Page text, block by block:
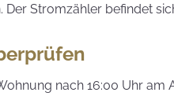
Stromzähler befindet
nach 16:00 Uhr